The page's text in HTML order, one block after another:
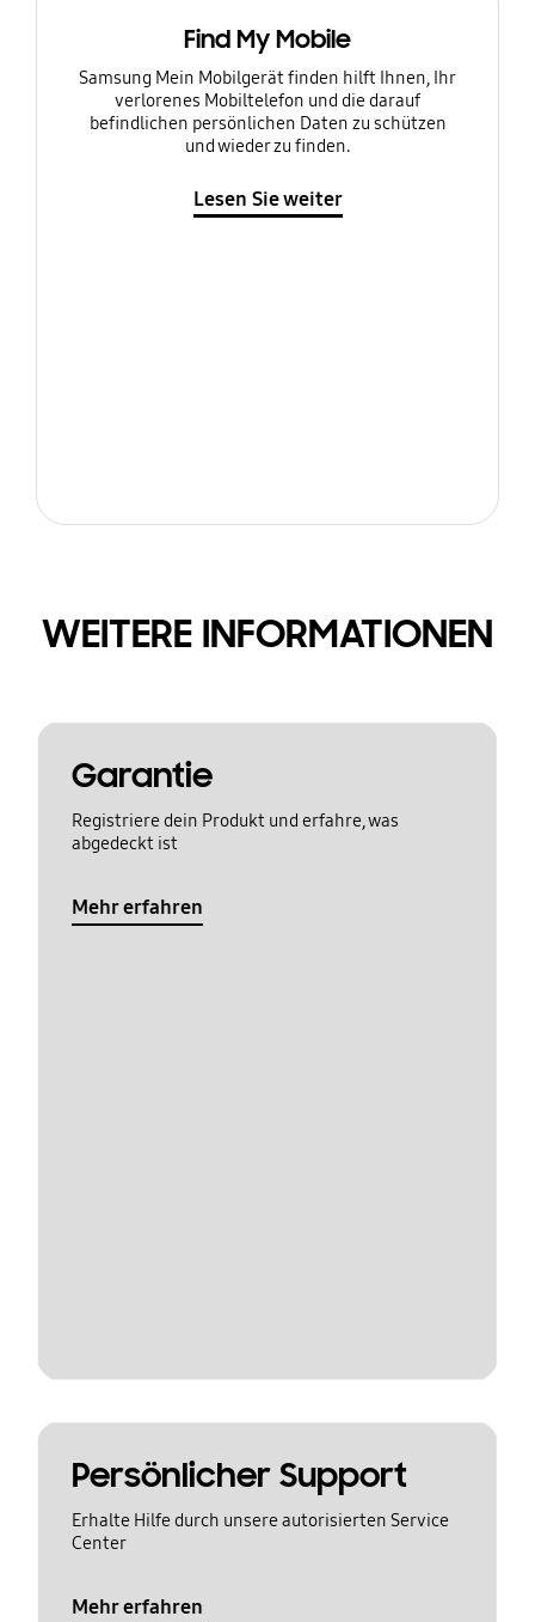
Find My Mobile
Samsung Mein Mobilgerät finden hilft Ihnen, Ihr
verlorenes Mobiltelefon und die darauf
befindlichen persönlichen Daten zu schützen
und wieder zu finden.
Lesen Sie weiter
WEITERE INFORMATIONEN
Garantie
Registriere dein Produkt und erfahre, was
abgedeckt ist
Mehr erfahren
Persönlicher Support
Erhalte Hilfe durch unsere autorisierten Service
Center
Mehr erfahren